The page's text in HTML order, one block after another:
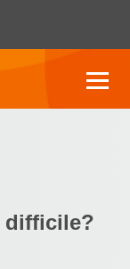
difficile?